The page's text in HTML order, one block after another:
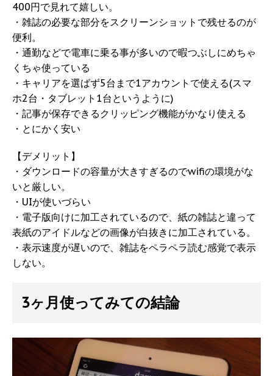
400円で見れて嬉しい。
・雑誌の必要な部分をスクリーンショットで残せるのが
便利。
・通勤などで電車に乗る事が多いので暇つぶしにめちゃ
くちゃ使っている
・キャリアを選ばず5台まで1アカウントで使える(スマ
ホ2台・タブレット1台というように)
・記事が保存できるクリッピング機能がかなり使える
・とにかく安い
【デメリット】
・ダウンロードの容量が大きすぎるのでwifiの環境がな
いと厳しい。
・UIが使いづらい
・電子版向けに加工されているので、紙の雑誌と違って
表紙のアイドルなどの画像が白抜きに加工されている。
・表示速度が遅いので、雑誌をペラペラ読む感覚で表示
しない。
3ヶ月使ってみての結論